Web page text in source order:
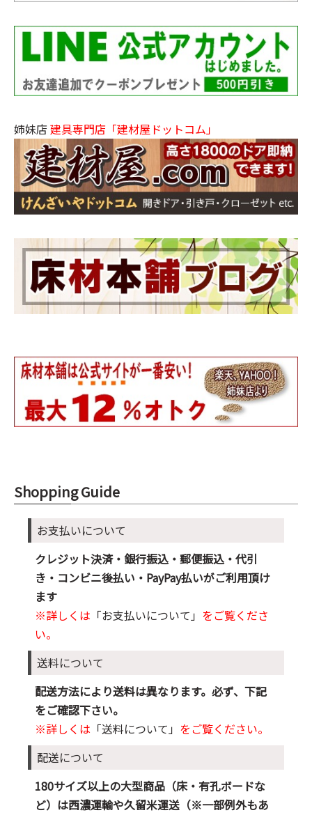
姉妹店 建具専門店「建材屋ドットコム」
Shopping Guide
お支払いについて
クレジット決済・銀行振込・郵便振込・代引
き・コンビニ後払い・PayPay払いがご利用頂け
ます
※詳しくは 「お支払いについて」 をご覧くださ
い。
送料について
配送方法により送料は異なります。必ず、下記
をご確認下さい。
※詳しくは 「送料について」 をご覧ください。
配送について
180サイズ以上の大型商品（床・有孔ボードな
ど）は西濃運輸や久留米運送（※一部例外もあ